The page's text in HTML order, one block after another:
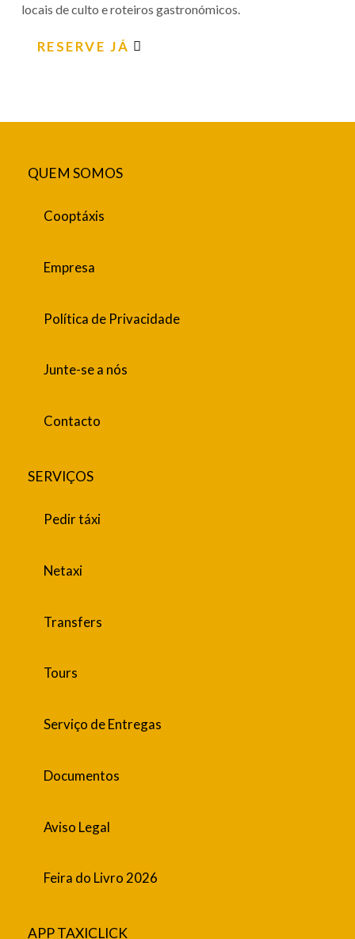
locais de culto e roteiros gastronómicos.
RESERVE JÁ
QUEM SOMOS
Cooptáxis
Empresa
Política de Privacidade
Junte-se a nós
Contacto
SERVIÇOS
Pedir táxi
Netaxi
Transfers
Tours
Serviço de Entregas
Documentos
Aviso Legal
Feira do Livro 2026
APP TAXICLICK